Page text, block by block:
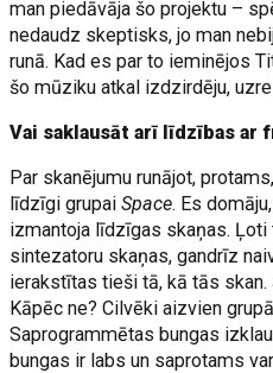
man piedāvāja šo projektu –
nedaudz skeptisks, jo man
runā. Kad es par to ieminējos
šo mūziku atkal izdzirdēju,
Vai saklausāt arī līdzības ar
Par skanējumu runājot,
līdzīgi grupaiSpace. Es
izmantoja līdzīgas skaņas.
sintezatoru skaņas, gandrīz
ierakstītas tieši tā, kā tās skan.
Kāpēc ne? Cilvēki aizvien
Saprogrammētas bungas
bungas ir labs un saprotams